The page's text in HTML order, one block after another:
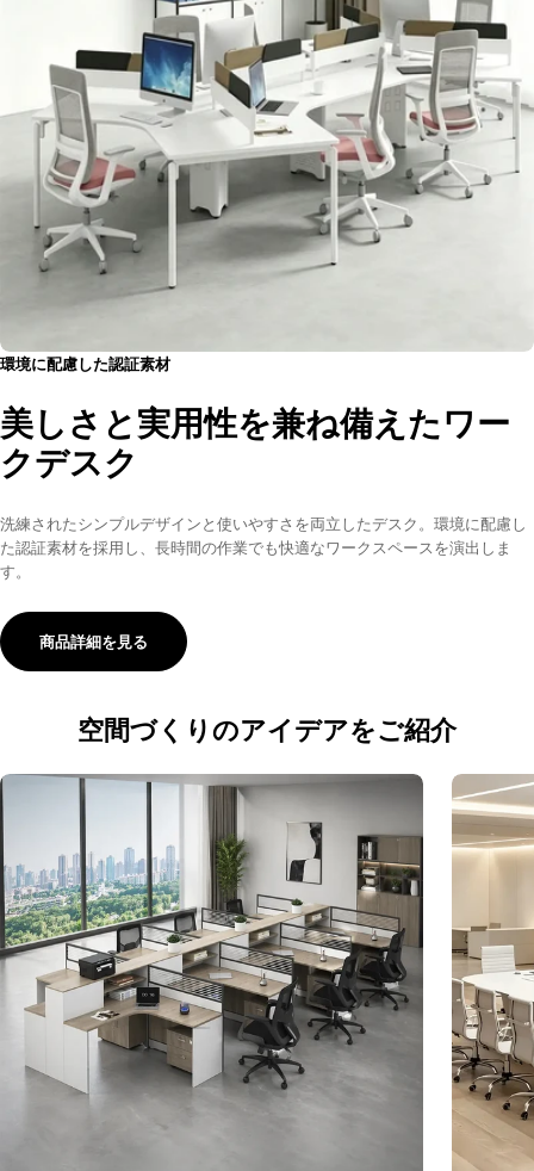
環境に配慮した認証素材
美しさと実用性を兼ね備えたワー
クデスク
洗練されたシンプルデザインと使いやすさを両立したデスク。環境に配慮し
た認証素材を採用し、長時間の作業でも快適なワークスペースを演出しま
す。
商品詳細を見る
空間づくりのアイデアをご紹介